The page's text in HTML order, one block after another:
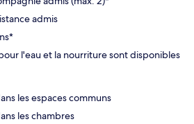
admis
l'eau et la nourriture sont disponibles
les espaces communs
les chambres